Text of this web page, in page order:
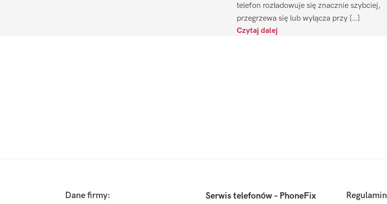
telefon rozładowuje się znacznie szybciej,
przegrzewa się lub wyłącza przy […]
Czytaj dalej
Dane firmy:
Serwis telefonów – PhoneFix
Regulamin